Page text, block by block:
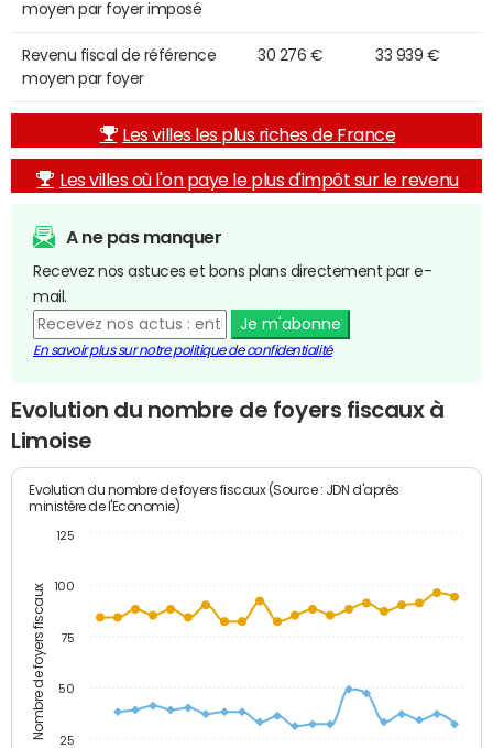
moyen par foyer imposé
Revenu fiscal de référence
moyen par foyer
30 276 € 33 939 €
Les villes les plus riches de France
Les villes où l'on paye le plus d'impôt sur le revenu
A ne pas manquer
Recevez nos astuces et bons plans directement par e-
mail.
Je m'abonne
En savoir plus sur notre politique de confidentialité
Evolution du nombre de foyers fiscaux à
Limoise
Nombre de foyers fiscaux
Evolution du nombre de foyers fiscaux (Source : JDN d'après
ministère de l'Economie)
25
50
75
100
125